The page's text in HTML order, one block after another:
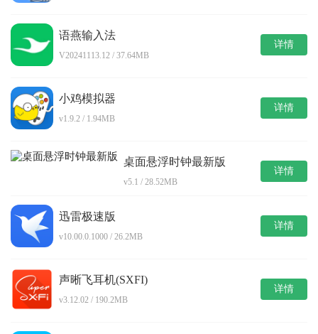
语燕输入法
V20241113.12 / 37.64MB
详情
小鸡模拟器
v1.9.2 / 1.94MB
详情
桌面悬浮时钟最新版
v5.1 / 28.52MB
详情
迅雷极速版
v10.00.0.1000 / 26.2MB
详情
声晰飞耳机(SXFI)
v3.12.02 / 190.2MB
详情